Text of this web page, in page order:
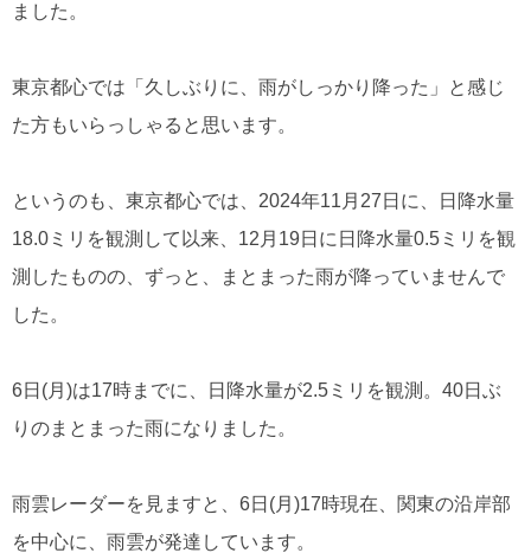
ました。
東京都心では「久しぶりに、雨がしっかり降った」と感じ
た方もいらっしゃると思います。
というのも、東京都心では、2024年11月27日に、日降水量
18.0ミリを観測して以来、12月19日に日降水量0.5ミリを観
測したものの、ずっと、まとまった雨が降っていませんで
した。
6日(月)は17時までに、日降水量が2.5ミリを観測。40日ぶ
りのまとまった雨になりました。
雨雲レーダーを見ますと、6日(月)17時現在、関東の沿岸部
を中心に、雨雲が発達しています。